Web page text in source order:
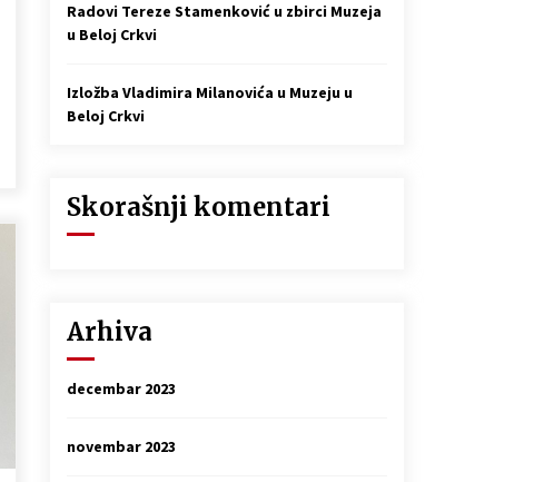
Radovi Tereze Stamenković u zbirci Muzeja
u Beloj Crkvi
Izložba Vladimira Milanovića u Muzeju u
Beloj Crkvi
Skorašnji komentari
Arhiva
decembar 2023
novembar 2023